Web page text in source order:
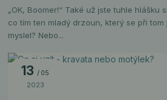
„OK, Boomer!“ Také už jste tuhle hlášku
co tím ten mladý drzoun, který se při tom
myslel? Nebo...
13 05
2023